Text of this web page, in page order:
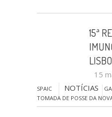
15ª
15
SPAIC NOTÍCIAS
TOMADA DE POSSE DA